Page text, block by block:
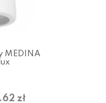
MEDINA
zł